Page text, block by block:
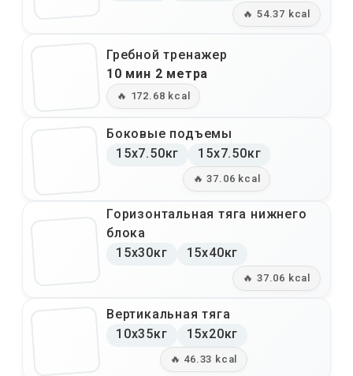
🔥 54.37 kcal
Гребной тренажер
10 мин 2 метра
🔥 172.68 kcal
Боковые подъемы
15x7.50кг
15x7.50кг
🔥 37.06 kcal
Горизонтальная тяга нижнего
блока
15x30кг
15x40кг
🔥 37.06 kcal
Вертикальная тяга
10x35кг
15x20кг
🔥 46.33 kcal